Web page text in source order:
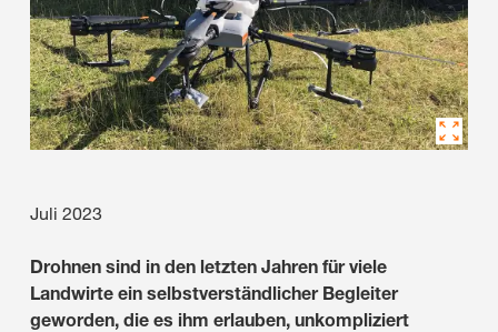
Juli 2023
Drohnen sind in den letzten Jahren für viele
Landwirte ein selbstverständlicher Begleiter
geworden, die es ihm erlauben, unkompliziert